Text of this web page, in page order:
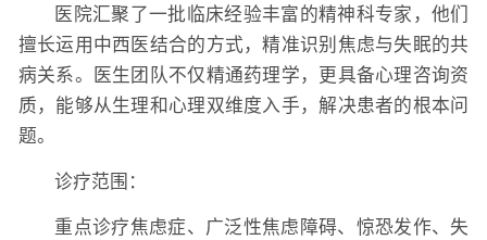
医院汇聚了一批临床经验丰富的精神科专家，他们
擅长运用中西医结合的方式，精准识别焦虑与失眠的共
病关系。医生团队不仅精通药理学，更具备心理咨询资
质，能够从生理和心理双维度入手，解决患者的根本问
题。
诊疗范围：
重点诊疗焦虑症、广泛性焦虑障碍、惊恐发作、失